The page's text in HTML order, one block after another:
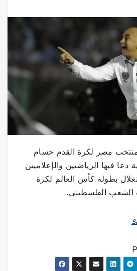
مصر لكرة القدم حسام
فيها الرياضيين والإعلاميين
بطولة كأس العالم لكرة
الشعب الفلسطيني.